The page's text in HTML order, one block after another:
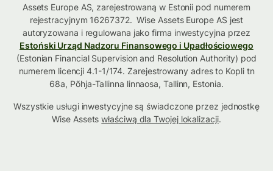
Assets Europe AS, zarejestrowaną w Estonii pod numerem
rejestracyjnym 16267372. Wise Assets Europe AS jest
autoryzowana i regulowana jako firma inwestycyjna przez
Estoński Urząd Nadzoru Finansowego i Upadłościowego
(Estonian Financial Supervision and Resolution Authority) pod
numerem licencji 4.1-1/174. Zarejestrowany adres to Kopli tn
68a, Põhja-Tallinna linnaosa, Tallinn, Estonia.
Wszystkie usługi inwestycyjne są świadczone przez jednostkę
Wise Assetswłaściwą dla Twojej lokalizacji.